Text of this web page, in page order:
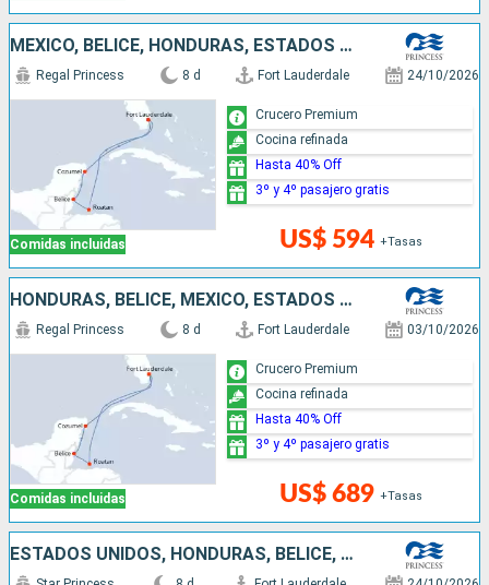
MÉXICO, BELICE, HONDURAS, ESTADOS UNIDOS
Comidas incluidas
Regal Princess 8 d Fort Lauderdale 24/10/2026
US$ 594 +Tasas
Crucero Premium
Cocina refinada
Hasta 40% Off
3º y 4º pasajero gratis
HONDURAS, BELICE, MÉXICO, ESTADOS UNIDOS
Comidas incluidas
Regal Princess 8 d Fort Lauderdale 03/10/2026
US$ 689 +Tasas
Crucero Premium
Cocina refinada
Hasta 40% Off
3º y 4º pasajero gratis
ESTADOS UNIDOS, HONDURAS, BELICE, MÉXICO